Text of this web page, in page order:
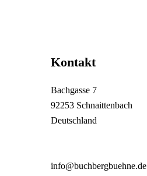
Kontakt
Bachgasse 7
92253 Schnaittenbach
Deutschland
info@buchbergbuehne.de